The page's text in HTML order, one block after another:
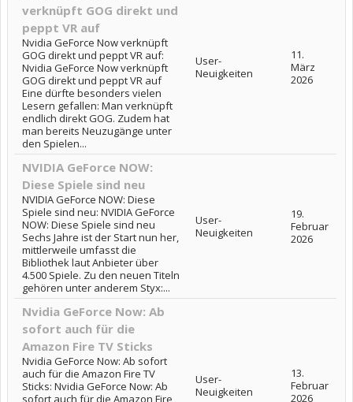
verknüpft GOG direkt und
peppt VR auf
Nvidia GeForce Now verknüpft
GOG direkt und peppt VR auf:
Nvidia GeForce Now verknüpft
GOG direkt und peppt VR auf
Eine dürfte besonders vielen
Lesern gefallen: Man verknüpft
endlich direkt GOG. Zudem hat
man bereits Neuzugänge unter
den Spielen...
User-
Neuigkeiten
11.
März
2026
NVIDIA GeForce NOW:
Diese Spiele sind neu
NVIDIA GeForce NOW: Diese
Spiele sind neu: NVIDIA GeForce
NOW: Diese Spiele sind neu
Sechs Jahre ist der Start nun her,
mittlerweile umfasst die
Bibliothek laut Anbieter über
4.500 Spiele. Zu den neuen Titeln
gehören unter anderem Styx:...
User-
Neuigkeiten
19.
Februar
2026
Nvidia GeForce Now: Ab
sofort auch für die
Amazon Fire TV Sticks
Nvidia GeForce Now: Ab sofort
auch für die Amazon Fire TV
Sticks: Nvidia GeForce Now: Ab
sofort auch für die Amazon Fire
User-
Neuigkeiten
13.
Februar
2026